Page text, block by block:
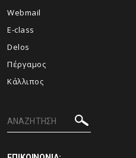
Webmail
E-class
Delos
Πέργαμος
Κάλλιπος